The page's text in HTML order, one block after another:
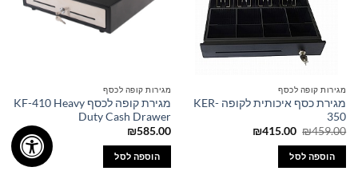
מגירות קופה לכסף
מגירת כסף איכותית לקופה KER-
350
₪459.00
המחיר
היה:
₪459.00.
₪415.00
המחיר
הוספה לסל
מגירות קופה לכסף
מגירת קופה לכסף KF-410 Heavy
Duty Cash Drawer
₪585.00
הוספה לסל